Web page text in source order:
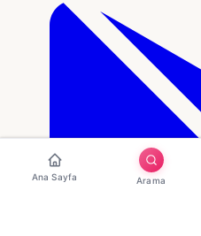
Ana Sayfa Arama